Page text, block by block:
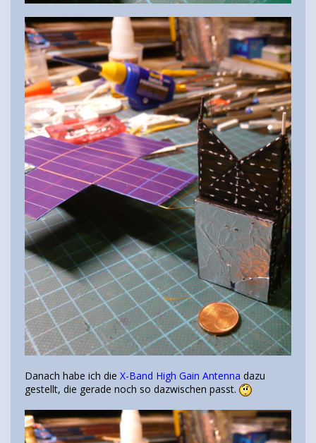
Danach habe ich die X-Band High Gain Antenna dazu
gestellt, die gerade noch so dazwischen passt.